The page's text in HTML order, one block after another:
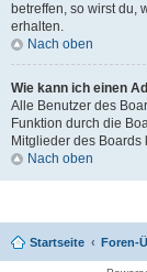
betreffen, so wirst du,
erhalten.
Nach oben
Wie kann ich einen
Alle Benutzer des
Funktion durch die
Mitglieder des Boards
Nach oben
Startseite Foren-